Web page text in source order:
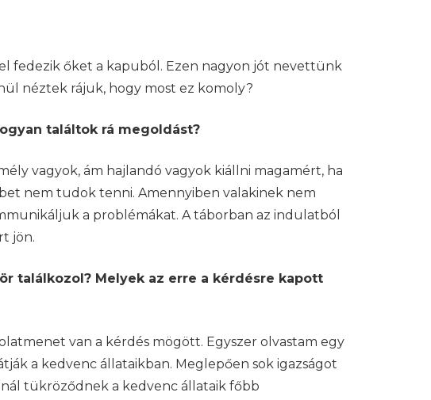
fedezik őket a kapuból. Ezen nagyon jót nevettünk
néztek rájuk, hogy most ez komoly?
találtok rá megoldást?
vagyok, ám hajlandó vagyok kiállni magamért, ha
nem tudok tenni. Amennyiben valakinek nem
a problémákat. A táborban az indulatból
jön.
találkozol? Melyek az erre a kérdésre kapott
van a kérdés mögött. Egyszer olvastam egy
a kedvenc állataikban. Meglepően sok igazságot
tükröződnek a kedvenc állataik főbb